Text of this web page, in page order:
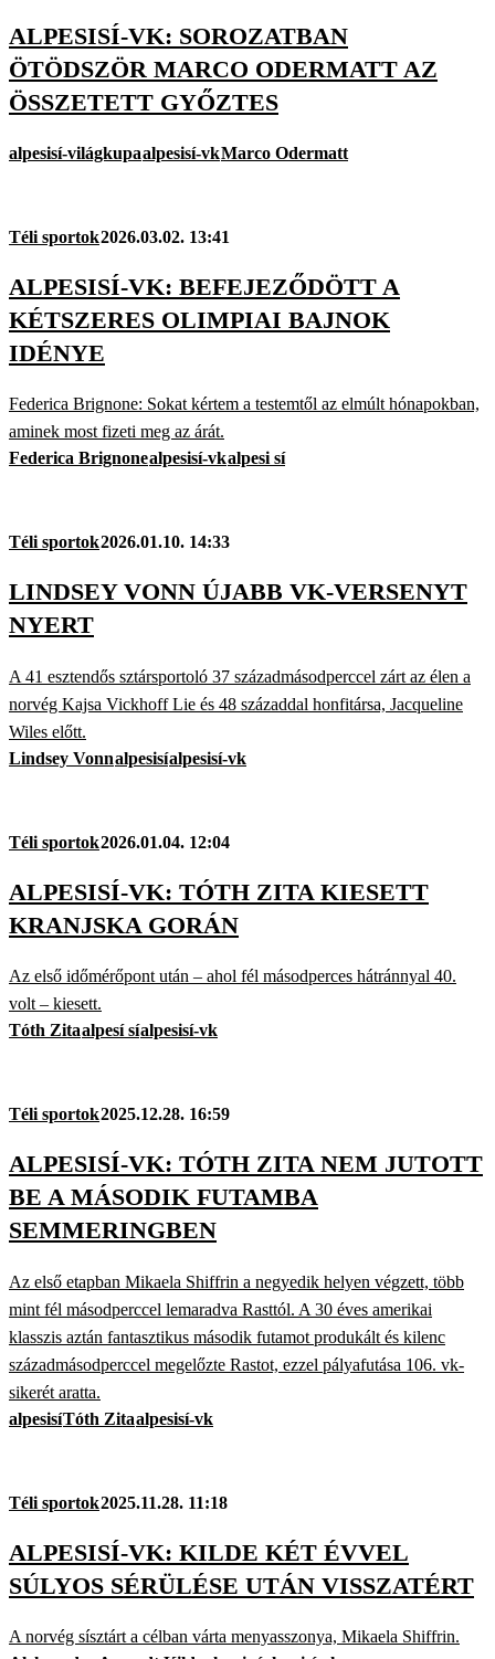
ALPESISÍ-VK: SOROZATBAN
ÖTÖDSZÖR MARCO ODERMATT AZ
ÖSSZETETT GYŐZTES
alpesisí-világkupaalpesisí-vkMarco Odermatt
Téli sportok2026.03.02. 13:41
ALPESISÍ-VK: BEFEJEZŐDÖTT A
KÉTSZERES OLIMPIAI BAJNOK
IDÉNYE
Federica Brignone: Sokat kértem a testemtől az elmúlt hónapokban,
aminek most fizeti meg az árát.
Federica Brignonealpesisí-vkalpesi sí
Téli sportok2026.01.10. 14:33
LINDSEY VONN ÚJABB VK-VERSENYT
NYERT
A 41 esztendős sztársportoló 37 századmásodperccel zárt az élen a
norvég Kajsa Vickhoff Lie és 48 századdal honfitársa, Jacqueline
Wiles előtt.
Lindsey Vonnalpesisíalpesisí-vk
Téli sportok2026.01.04. 12:04
ALPESISÍ-VK: TÓTH ZITA KIESETT
KRANJSKA GORÁN
Az első időmérőpont után – ahol fél másodperces hátránnyal 40.
volt – kiesett.
Tóth Zitaalpesí síalpesisí-vk
Téli sportok2025.12.28. 16:59
ALPESISÍ-VK: TÓTH ZITA NEM JUTOTT
BE A MÁSODIK FUTAMBA
SEMMERINGBEN
Az első etapban Mikaela Shiffrin a negyedik helyen végzett, több
mint fél másodperccel lemaradva Rasttól. A 30 éves amerikai
klasszis aztán fantasztikus második futamot produkált és kilenc
századmásodperccel megelőzte Rastot, ezzel pályafutása 106. vk-
sikerét aratta.
alpesisíTóth Zitaalpesisí-vk
Téli sportok2025.11.28. 11:18
ALPESISÍ-VK: KILDE KÉT ÉVVEL
SÚLYOS SÉRÜLÉSE UTÁN VISSZATÉRT
A norvég sísztárt a célban várta menyasszonya, Mikaela Shiffrin.